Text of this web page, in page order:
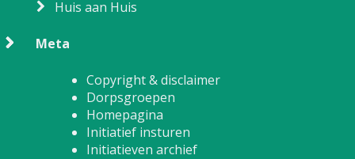
Huis aan Huis
Meta
Copyright & disclaimer
Dorpsgroepen
Homepagina
Initiatief insturen
Initiatieven archief